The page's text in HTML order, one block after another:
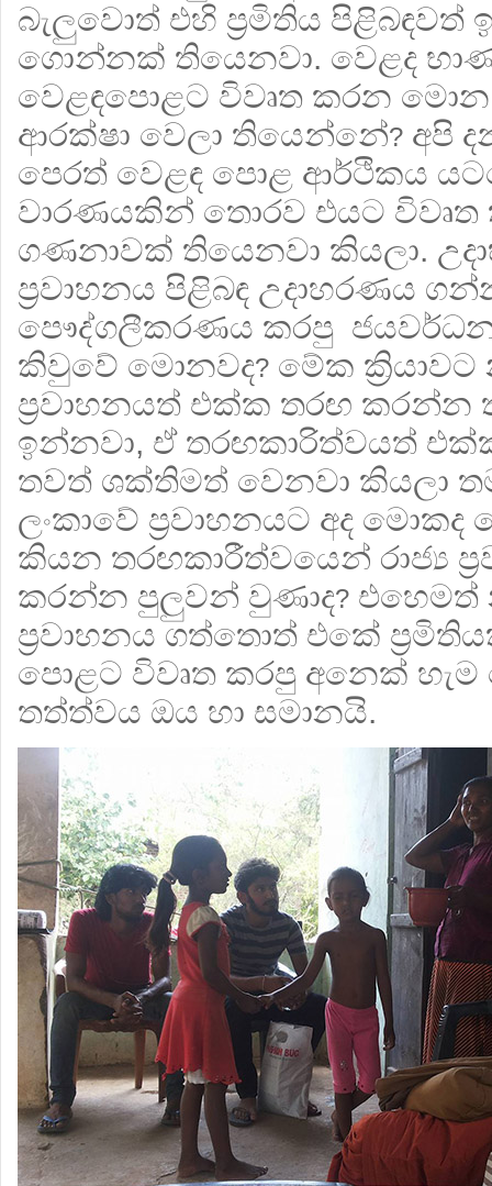
බැලුවොත් එහි ප්‍රමිතිය පිළිබඳවත්
ගොන්නක් තියෙනවා. වෙළද
වෙළඳපොළට විවෘත කරන මොන
ආරක්ෂා වෙලා තියෙන්නේ? අපි
පෙරත් වෙළඳ පොළ ආර්ථිකය
වාරණයකින් තොරව එයට විවෘත
ගණනාවක් තියෙනවා කියලා.
ප්‍රවාහනය පිළිබඳ උදාහරණය
පෞද්ගලීකරණය කරපු
කිවුවේ මොනවද? මේක ක්‍රියාවට
ප්‍රවාහනයත් එක්ක තරඟ
ඉන්නවා, ඒ තරඟකාරිත්වයත් එක්ක
තවත් ශක්තිමත් වෙනවා කියලා
ලංකාවේ ප්‍රවාහනයට අද
කියන තරඟකාරීත්වයෙන් රාජ්‍ය
කරන්න පුලුවන් වුණාද? එහෙමත්
ප්‍රවාහනය ගත්තොත් එකේ
පොළට විවෘත කරපු අනෙක් හැම
තත්ත්වය ඔය හා සමානයි.